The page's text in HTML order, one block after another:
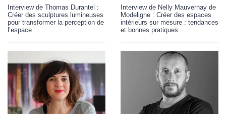
Interview de Thomas Durantel :
Créer des sculptures lumineuses
pour transformer la perception de
l’espace
Interview de Nelly Mauvernay de
Modeligne : Créer des espaces
intérieurs sur mesure : tendances
et bonnes pratiques